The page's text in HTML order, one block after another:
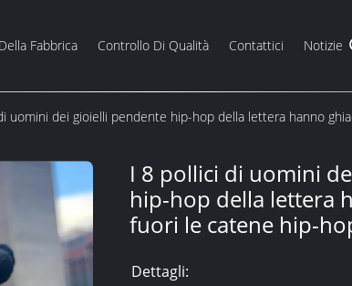
Fabbrica Controllo Di Qualità Contattici Notizie
uomini dei gioielli pendente hip-hop della lettera hanno
I 8 pollici di uomini
hip-hop della lettera
fuori le catene hip-
Dettagli: